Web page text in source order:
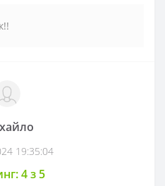
19:35:04
4 з 5